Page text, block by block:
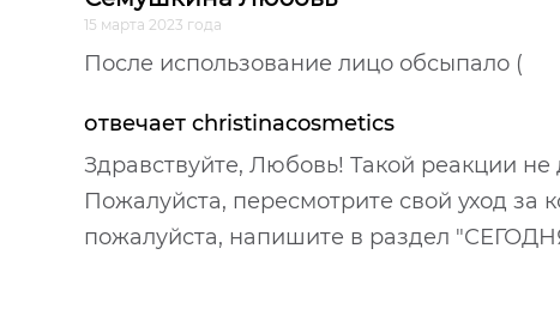
15 марта 2023 года
После использование лицо обсыпало (
отвечает christinacosmetics
Здравствуйте, Любовь! Такой реакции
Пожалуйста, пересмотрите свой уход
пожалуйста, напишите в раздел